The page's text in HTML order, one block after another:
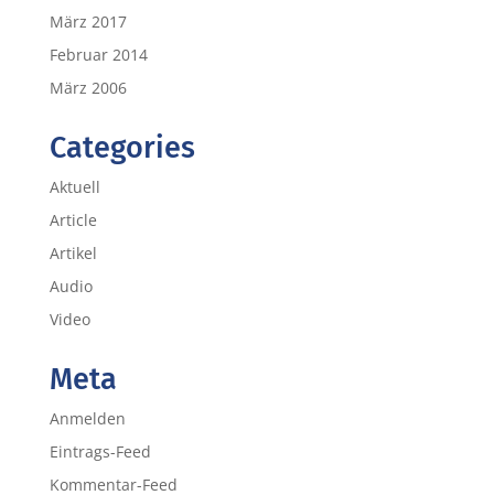
März 2017
Februar 2014
März 2006
Categories
Aktuell
Article
Artikel
Audio
Video
Meta
Anmelden
Eintrags-Feed
Kommentar-Feed